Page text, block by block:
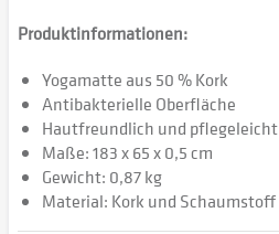
Produktinformationen:
Yogamatte aus 50 % Kork
Antibakterielle Oberfläche
Hautfreundlich und pflegeleicht
Maße: 183 x 65 x 0,5 cm
Gewicht: 0,87 kg
Material: Kork und Schaumstoff